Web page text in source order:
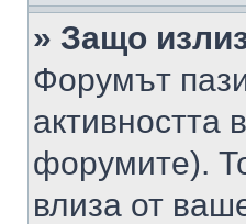
» Защо
Форумът
активността
форумите).
влиза от